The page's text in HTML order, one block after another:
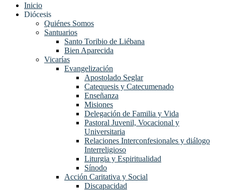
Inicio
Diócesis
Quiénes Somos
Santuarios
Santo Toribio de Liébana
Bien Aparecida
Vicarías
Evangelización
Apostolado Seglar
Catequesis y Catecumenado
Enseñanza
Misiones
Delegación de Familia y Vida
Pastoral Juvenil, Vocacional y
Universitaria
Relaciones Interconfesionales y diálogo
Interreligioso
Liturgia y Espiritualidad
Sínodo
Acción Caritativa y Social
Discapacidad